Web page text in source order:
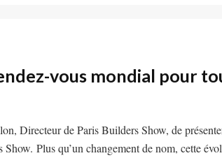
vous mondial pour
Directeur de Paris Builders Show, de
Show. Plus qu’un changement de nom, cette